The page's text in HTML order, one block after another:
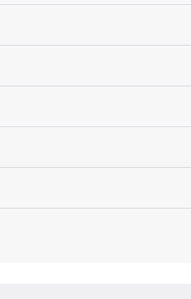
Дом выполнен из карельской
см. Общая площадь дома — 260 м2.